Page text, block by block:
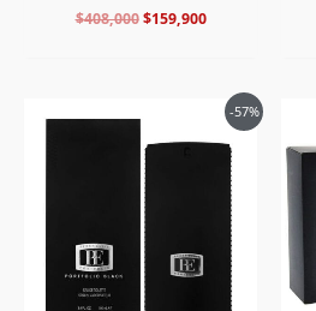
$408,000 $159,900
-57%
original
era:
$398,000.
precio
actual
$169,900.